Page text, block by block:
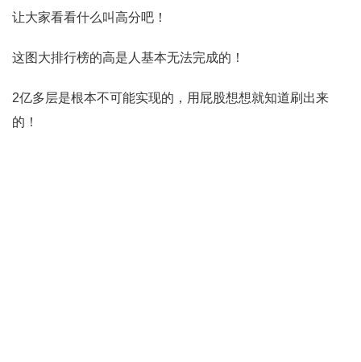
让大家看看什么叫高分吧！
这图大排行榜的高是人基本无法完成的！
2亿多层是根本不可能实现的，用屁股想想就知道刷出来
的！